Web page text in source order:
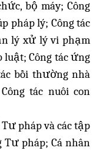
bộ máy; Công
pháp lý; Công tác
lý xử lý vi phạm
Công tác ứng
bồi thường nhà
tác nuôi con
pháp và các tập
pháp; Cá nhân